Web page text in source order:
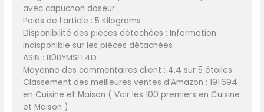
avec capuchon doseur
Poids de l’article : 5 Kilograms
Disponibilité des pièces détachées : Information
indisponible sur les pièces détachées
ASIN : B0BYMSFL4D
Moyenne des commentaires client : 4,4 sur 5 étoiles
Classement des meilleures ventes d’Amazon : 191 694
en Cuisine et Maison ( Voir les 100 premiers en Cuisine
et Maison )